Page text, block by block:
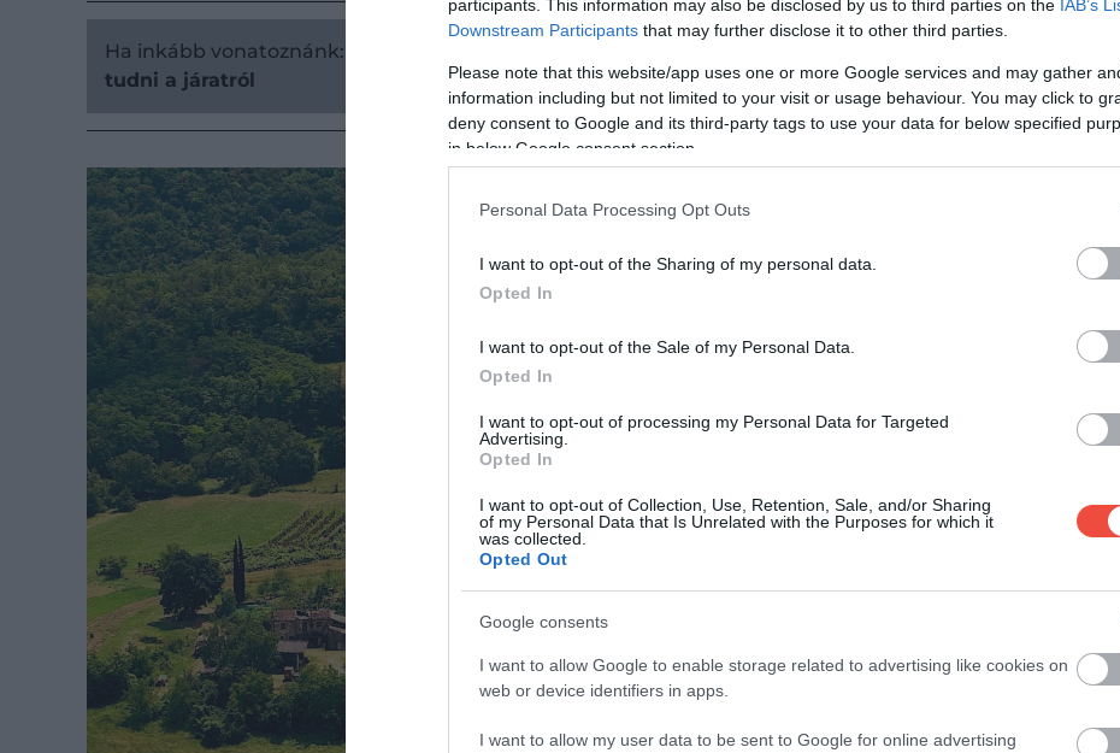
participants. This information may also be disclosed by us to third parties on the IAB’s
Downstream Participants that may further disclose it to other third parties.
Please note that this website/app uses one or more Google services and may gather
information including but not limited to your visit or usage behaviour. You may click to
deny consent to Google and its third-party tags to use your data for below specified
in below Google consent section.
Personal Data Processing Opt Outs
I want to opt-out of the Sharing of my personal data.
Opted In
I want to opt-out of the Sale of my Personal Data.
Opted In
I want to opt-out of processing my Personal Data for Targeted
Advertising.
Opted In
I want to opt-out of Collection, Use, Retention, Sale, and/or Sharing
of my Personal Data that Is Unrelated with the Purposes for which it
was collected.
Opted Out
Google consents
I want to allow Google to enable storage related to advertising like cookies on
web or device identifiers in apps.
I want to allow my user data to be sent to Google for online advertising
Ha inkább vonatoznánk:
tudni a járatról